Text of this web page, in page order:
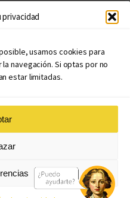
usamos cookies para
navegación. Si optas por no
estar limitadas.